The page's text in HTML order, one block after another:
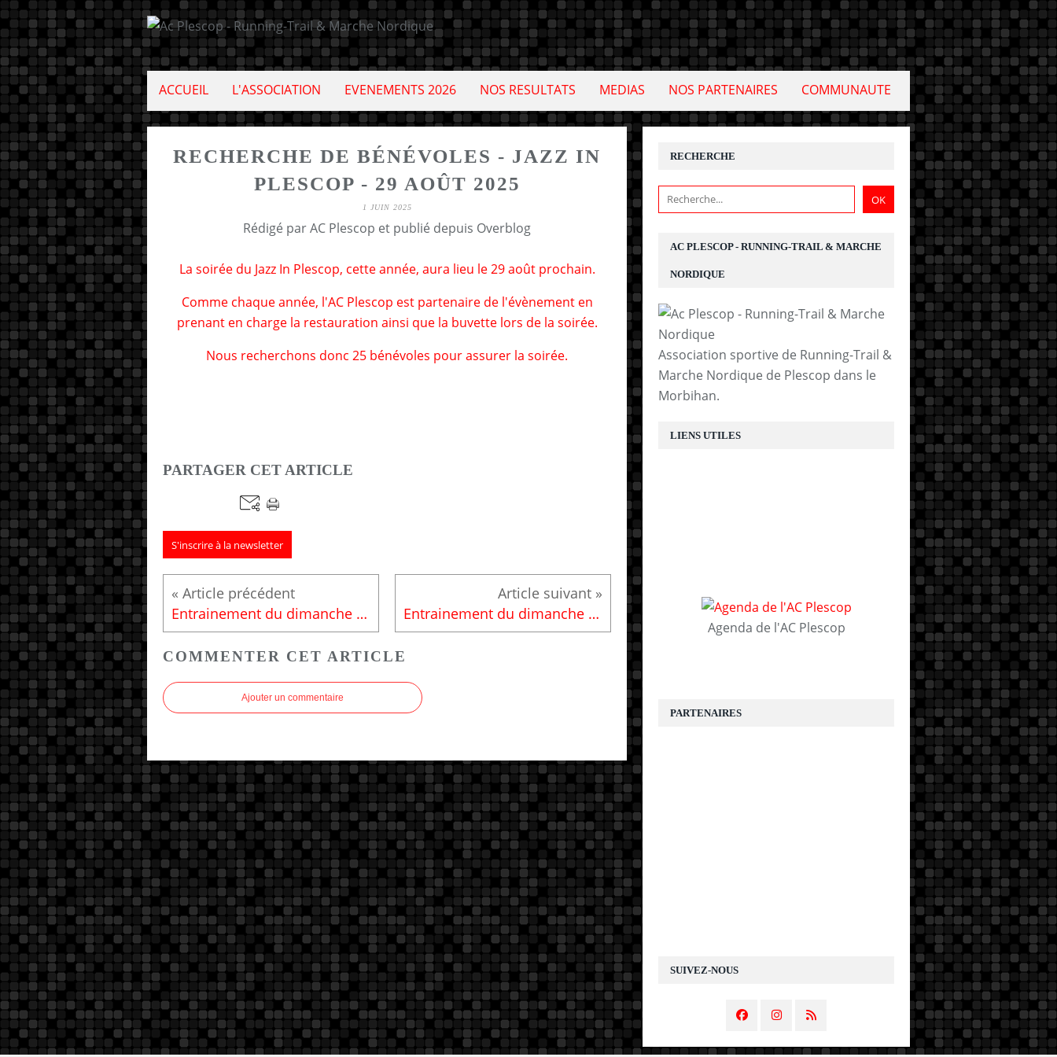
ACCUEIL L'ASSOCIATION EVENEMENTS 2026 NOS RESULTATS MEDIAS NOS PARTENAIRES COMMUNAUTE
RECHERCHE DE BÉNÉVOLES - JAZZ IN
PLESCOP - 29 AOÛT 2025
1 JUIN 2025
Rédigé par AC Plescop et publié depuis Overblog
La soirée du Jazz In Plescop, cette année, aura lieu le 29 août prochain.
Comme chaque année, l'AC Plescop est partenaire de l'évènement en
prenant en charge la restauration ainsi que la buvette lors de la soirée.
Nous recherchons donc 25 bénévoles pour assurer la soirée.
PARTAGER CET ARTICLE
S'inscrire à la newsletter
Entrainement du dimanche 8 juin Entrainement du dimanche 15 juin
COMMENTER CET ARTICLE
Ajouter un commentaire
SUIVEZ-NOUS
RECHERCHE
AC PLESCOP - RUNNING-TRAIL & MARCHE
NORDIQUE
Association sportive de Running-Trail &
Marche Nordique de Plescop dans le
Morbihan.
LIENS UTILES
Agenda de l'AC Plescop
PARTENAIRES